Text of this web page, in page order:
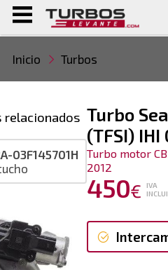
Inicio Turbos
Turbo
(TFSI) IHI
Turbo motor
2012
450€
IVA
relacionados
03F145701H